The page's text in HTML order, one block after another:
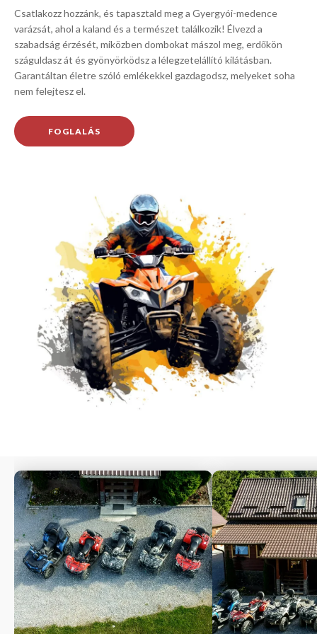
Csatlakozz hozzánk, és tapasztald meg a Gyergyói-medence
varázsát, ahol a kaland és a természet találkozik! Élvezd a
szabadság érzését, miközben dombokat mászol meg, erdőkön
száguldasz át és gyönyörködsz a lélegzetelállító kilátásban.
Garantáltan életre szóló emlékekkel gazdagodsz, melyeket soha
nem felejtesz el.
FOGLALÁS